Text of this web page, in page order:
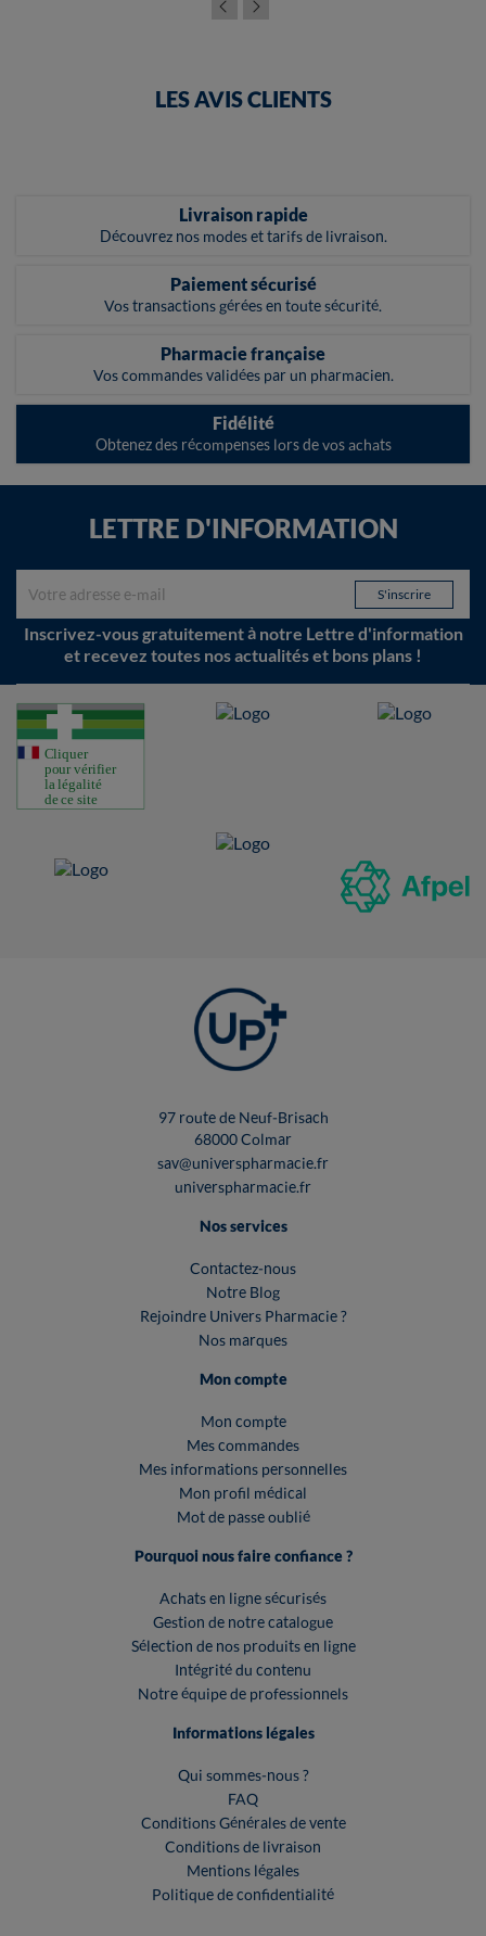
LES AVIS CLIENTS
Livraison rapide
Découvrez nos modes et tarifs de livraison.
Paiement sécurisé
Vos transactions gérées en toute sécurité.
Pharmacie française
Vos commandes validées par un pharmacien.
Fidélité
Obtenez des récompenses lors de vos achats
LETTRE D'INFORMATION
Inscrivez-vous gratuitement à notre Lettre d'information
et recevez toutes nos actualités et bons plans !
97 route de Neuf-Brisach
68000 Colmar
sav@universpharmacie.fr
universpharmacie.fr
Nos services
Contactez-nous
Notre Blog
Rejoindre Univers Pharmacie ?
Nos marques
Mon compte
Mon compte
Mes commandes
Mes informations personnelles
Mon profil médical
Mot de passe oublié
Pourquoi nous faire confiance ?
Achats en ligne sécurisés
Gestion de notre catalogue
Sélection de nos produits en ligne
Intégrité du contenu
Notre équipe de professionnels
Informations légales
Qui sommes-nous ?
FAQ
Conditions Générales de vente
Conditions de livraison
Mentions légales
Politique de confidentialité